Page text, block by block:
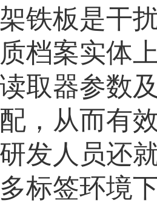
铁板是干
档案实体
取器参数
，从而有
发人员还
标签环境